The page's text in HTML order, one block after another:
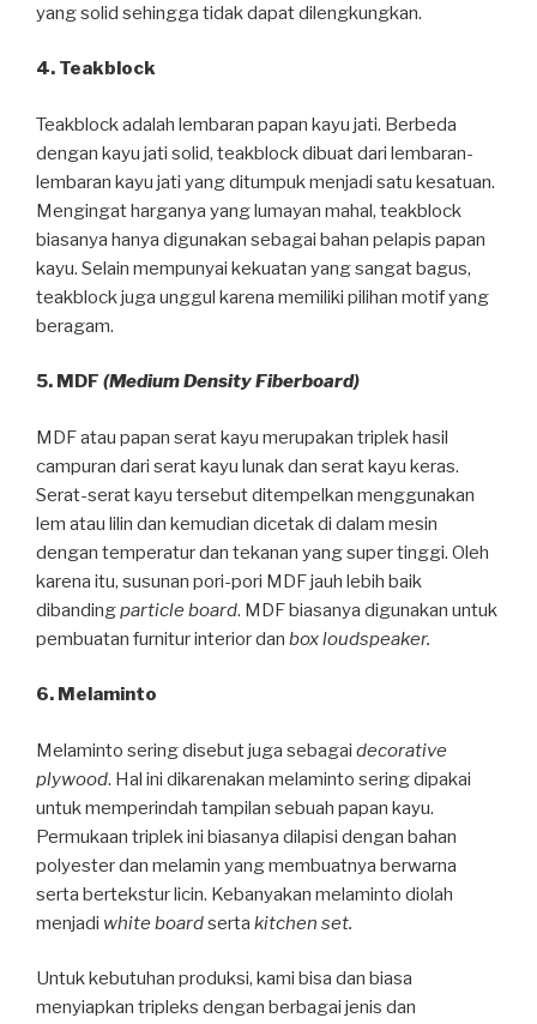
yang solid sehingga tidak dapat dilengkungkan.
4. Teakblock
Teakblock adalah lembaran papan kayu jati. Berbeda
dengan kayu jati solid, teakblock dibuat dari lembaran-
lembaran kayu jati yang ditumpuk menjadi satu kesatuan.
Mengingat harganya yang lumayan mahal, teakblock
biasanya hanya digunakan sebagai bahan pelapis papan
kayu. Selain mempunyai kekuatan yang sangat bagus,
teakblock juga unggul karena memiliki pilihan motif yang
beragam.
5. MDF (Medium Density Fiberboard)
MDF atau papan serat kayu merupakan triplek hasil
campuran dari serat kayu lunak dan serat kayu keras.
Serat-serat kayu tersebut ditempelkan menggunakan
lem atau lilin dan kemudian dicetak di dalam mesin
dengan temperatur dan tekanan yang super tinggi. Oleh
karena itu, susunan pori-pori MDF jauh lebih baik
dibandingparticle board. MDF biasanya digunakan untuk
pembuatan furnitur interior dan box loudspeaker.
6. Melaminto
Melaminto sering disebut juga sebagai decorative
plywood. Hal ini dikarenakan melaminto sering dipakai
untuk memperindah tampilan sebuah papan kayu.
Permukaan triplek ini biasanya dilapisi dengan bahan
polyester dan melamin yang membuatnya berwarna
serta bertekstur licin. Kebanyakan melaminto diolah
menjadi white boardserta kitchen set.
Untuk kebutuhan produksi, kami bisa dan biasa
menyiapkan tripleks dengan berbagai jenis dan